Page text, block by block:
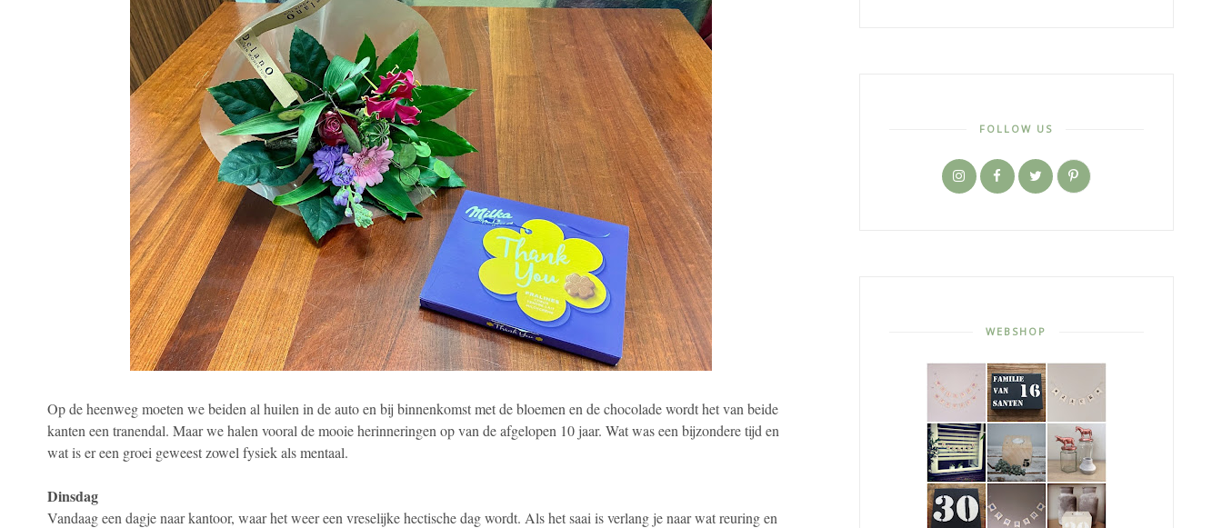
Op de heenweg moeten we beiden al huilen in de auto en bij binnenkomst met de bloemen en de chocolade wordt het van beide
kanten een tranendal. Maar we halen vooral de mooie herinneringen op van de afgelopen 10 jaar. Wat was een bijzondere tijd en
wat is er een groei geweest zowel fysiek als mentaal.
Dinsdag
Vandaag een dagje naar kantoor, waar het weer een vreselijke hectische dag wordt. Als het saai is verlang je naar wat reuring en
FOLLOW US
WEBSHOP